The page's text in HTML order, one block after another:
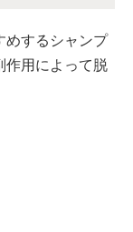
n
めするシャンプ
作用によって脱